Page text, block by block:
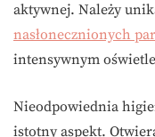
aktywnej. Należy
nasłonecznionych
intensywnym
Nieodpowiednia
istotny aspekt.